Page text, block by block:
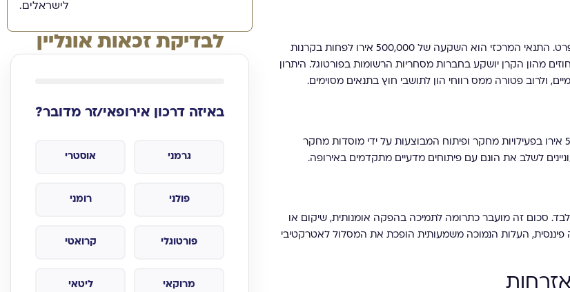
זהו המסלול המבוקש והפופולרי ביותר כיום בקרב משקיעים בינלאומיים וישראלים בפרט. התנאי המרכזי הוא השקעה של 500,000 אירו לפחות בקרנות
מוסדרות. על הקרנות לעמוד בתנאי סף נוקשים, כגון דרישה כי לפחות 60 אחוזים מהון הקרן יושקע בחברות מסחריות הרשומות בפורטוגל. היתרון
ולרוב פטורה ממס רווחי הון לתושבי חוץ בתנאים מסוימים.
חלופה נוספת המעודדת קדמה וטכנולוגיה היא תרומה או השקעה בסך של 500,000 אירו בפעילויות מחקר ופיתוח המבוצעות על ידי מוסדות מחקר
לשלב את הונם עם פיתוחים מדעיים מתקדמים באירופה.
פילנתרופים, החוק מציע מסלול בעלות מופחתת של 250,000 אירו בלבד. סכום זה מועבר כתרומה לתמיכה בהפקה אומנותית, שיקום או
העלות הנמוכה משמעותית הופכת את המסלול לאטרקטיבי
לישראלים.
לבדיקת זכאות אונליין
באיזה דרכון אירופאי/זר מדובר?
גרמני אוסטרי
פולני רומני
פורטוגלי קרואטי
מרוקאי ליטאי